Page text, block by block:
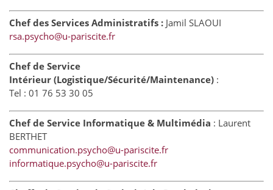
Chef des Services Administratifs : Jamil SLAOUI
rsa.psycho@u-pariscite.fr
Chef de Service
Intérieur (Logistique/Sécurité/Maintenance) :
Tel : 01 76 53 30 05
Chef de Service Informatique & Multimédia : Laurent
BERTHET
communication.psycho@u-pariscite.fr
informatique.psycho@u-pariscite.fr